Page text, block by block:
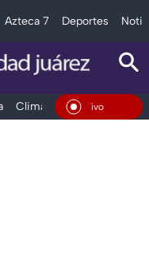
Azteca 7 Deportes
Clima Deportes
En Vivo